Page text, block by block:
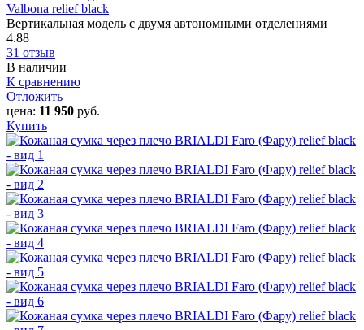
Valbona relief black
Вертикальная модель с двумя автономными отделениями
4.88
31 отзыв
В наличии
К сравнению
Отложить
цена: 11 950 руб.
Купить